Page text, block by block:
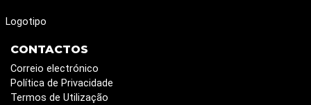
Logotipo
CONTACTOS
Correio electrónico
Política de Privacidade
Termos de Utilização